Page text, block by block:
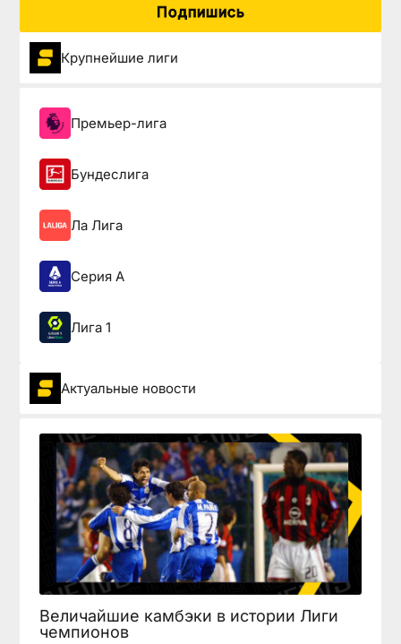
Подпишись
Крупнейшие лиги
Премьер-лига
Бундеслига
Ла Лига
Серия А
Лига 1
Актуальные новости
Величайшие камбэки в истории Лиги
чемпионов